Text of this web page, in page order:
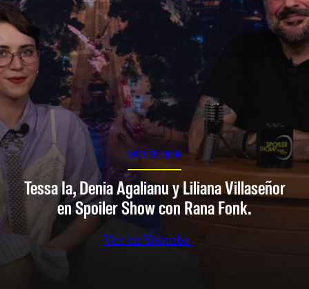
SPOILER SHOW
Tessa Ia, Denia Agalianu y Liliana Villaseñor
en Spoiler Show con Rana Fonk.
Ver en Youtube